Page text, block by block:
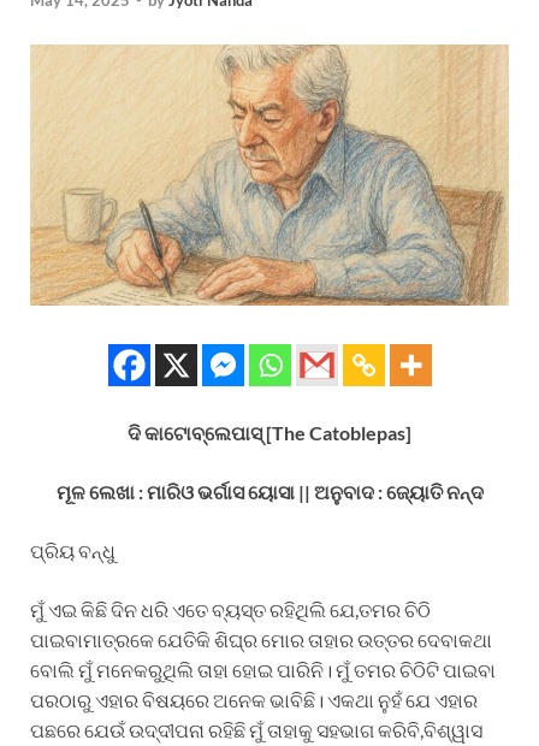
ଦି କାଟୋବ୍ଲେପାସ୍ [The Catoblepas]
ମୂଳ ଲେଖା : ମାରିଓ ଭର୍ଗାସ ୟୋସା || ଅନୁବାଦ : ଜ୍ୟୋତି ନନ୍ଦ
ପ୍ରିୟ ବନ୍ଧୁ
ମୁଁ ଏଇ କିଛି ଦିନ ଧରି ଏତେ ବ୍ୟସ୍ତ ରହିଥିଲି ଯେ,ତମର ଚିଠି
ପାଇବାମାତ୍ରକେ ଯେତିକି ଶିଘ୍ର ମୋର ତାହାର ଉତ୍ତର ଦେବାକଥା
ବୋଲି ମୁଁ ମନେକରୁଥିଲି ତାହା ହୋଇ ପାରିନି। ମୁଁ ତମର ଚିଠିଟି ପାଇବା
ପରଠାରୁ ଏହାର ବିଷୟରେ ଅନେକ ଭାବିଛି। ଏକଥା ନୁହଁ ଯେ ଏହାର
ପଛରେ ଯେଉଁ ଉଦ୍ଦୀପନା ରହିଛି ମୁଁ ତାହାକୁ ସହଭାଗ କରିବି,ବିଶ୍ୱାସ